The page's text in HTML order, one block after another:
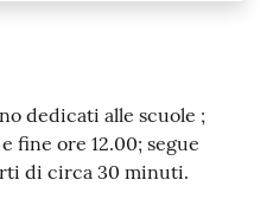
dedicati alle scuole ;
fine ore 12.00; segue
di circa 30 minuti.